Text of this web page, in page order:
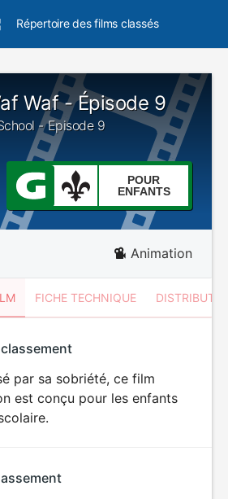
Répertoire des films classés
Waf - Épisode 9
- Episode 9
POUR
ENFANTS
Animation
FICHE TECHNIQUE
POUR
ENFANTS
par sa sobriété, ce film
est conçu pour les enfants